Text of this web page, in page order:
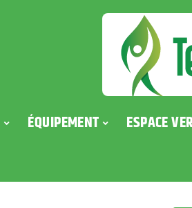
ÉQUIPEMENT ESPACE